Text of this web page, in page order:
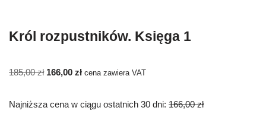
Król rozpustników. Księga 1
185,00zł 166,00 zł cena zawiera VAT
Najniższa cena w ciągu ostatnich 30 dni: 166,00 zł